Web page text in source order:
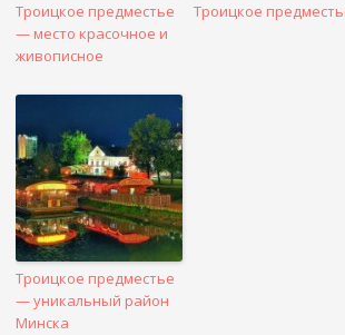
Троицкое предместье
— место красочное и
живописное
Троицкое
Троицкое предместье
— уникальный район
Минска